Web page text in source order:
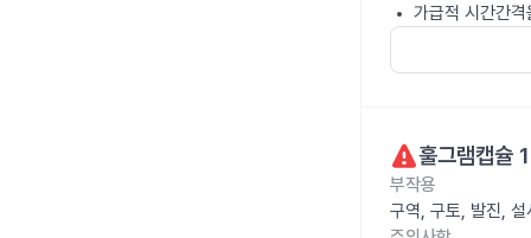
가급적 시간간
훌그램캡슐
부작용
구역, 구토, 발진,